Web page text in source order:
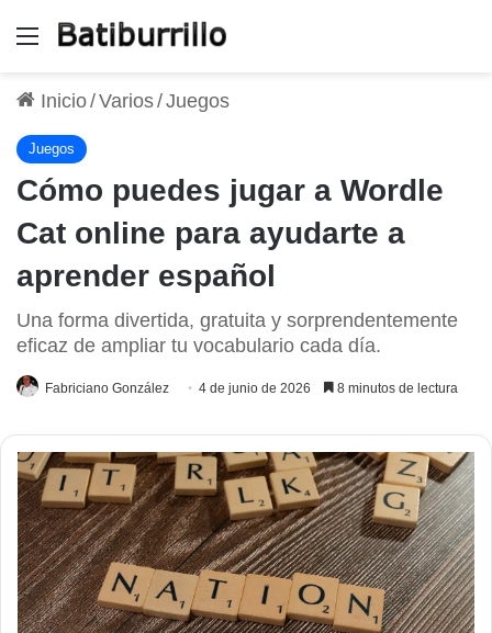
Menú
Inicio/Varios/Juegos
Juegos
Cómo puedes jugar a Wordle
Cat online para ayudarte a
aprender español
Una forma divertida, gratuita y sorprendentemente
eficaz de ampliar tu vocabulario cada día.
Fabriciano González 4 de junio de 2026 8 minutos de lectura